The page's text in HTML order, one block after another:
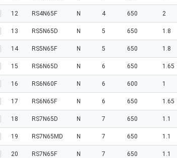
12 RS4N65F N 4 650 2
13 RS5N65D N 5 650 1.8
14 RS5N65F N 5 650 1.8
15 RS6N65D N 6 650 1.65
16 RS6N60F N 6 600 1
17 RS6N65F N 6 650 1.65
18 RS7N65D N 7 650 1.1
19 RS7N65MD N 7 650 1.1
20 RS7N65F N 7 650 1.1